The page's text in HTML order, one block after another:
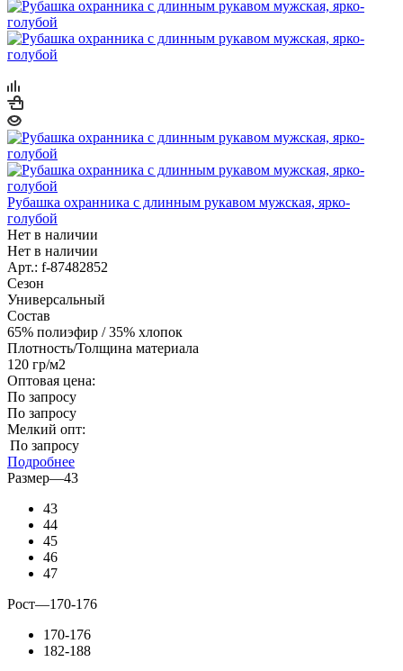
Рубашка охранника с длинным рукавом мужская, ярко-
голубой
Нет в наличии
Нет в наличии
Арт.: f-87482852
Сезон
Универсальный
Состав
65% полиэфир / 35% хлопок
Плотность/Толщина материала
120 гр/м2
Оптовая цена:
По запросу
По запросу
Мелкий опт:
По запросу
Подробнее
Размер—43
43
44
45
46
47
Рост—170-176
170-176
182-188